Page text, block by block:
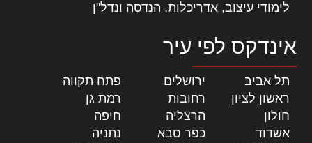
לימודי עיצוב, אדריכלות, הנדסה ונדל"ן
אינדקס לפי עיר
תל אביב ירושלים פתח תקווה
ראשון לציון
רחובות רמת גן
חולון
הרצליה חיפה
אשדוד
כפר סבא נתניה